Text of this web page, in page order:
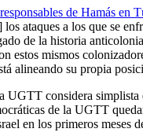
de Hamás en
ataques a los que se
de la historia
estos mismos
alineando su propia
UGTT considera
de la UGTT
en los primeros meses